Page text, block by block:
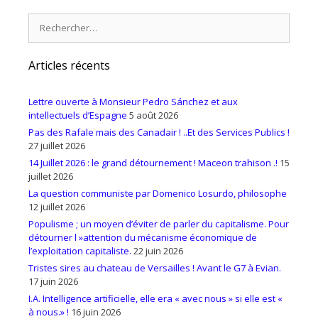
Articles récents
Lettre ouverte à Monsieur Pedro Sánchez et aux
intellectuels d’Espagne 5 août 2026
Pas des Rafale mais des Canadair ! ..Et des Services Publics !
27 juillet 2026
14 Juillet 2026 : le grand détournement ! Maceon trahison .! 15
juillet 2026
La question communiste par Domenico Losurdo, philosophe
12 juillet 2026
Populisme ; un moyen d’éviter de parler du capitalisme. Pour
détourner l »attention du mécanisme économique de
l’exploitation capitaliste. 22 juin 2026
Tristes sires au chateau de Versailles ! Avant le G7 à Evian.
17 juin 2026
I.A. Intelligence artificielle, elle era « avec nous » si elle est «
à nous.» ! 16 juin 2026